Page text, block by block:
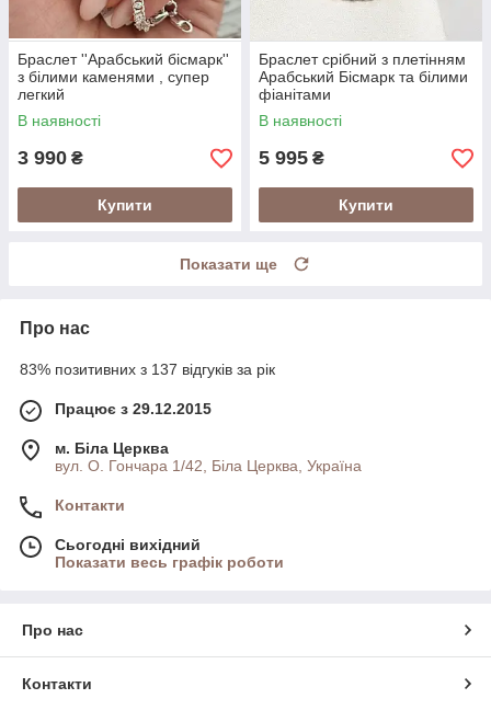
Браслет ''Арабський бісмарк''
з білими каменями , супер
легкий
В наявності
3 990 ₴
Купити
Браслет срібний з плетінням
Арабський Бісмарк та білими
фіанітами
В наявності
5 995 ₴
Купити
Показати ще
Про нас
83% позитивних з 137 відгуків за рік
Працює з 29.12.2015
м. Біла Церква
вул. О. Гончара 1/42, Біла Церква, Україна
Контакти
Сьогодні вихідний
Показати весь графік роботи
Про нас
Контакти